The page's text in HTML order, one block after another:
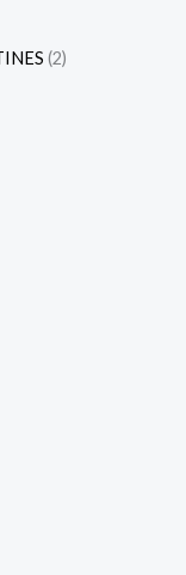
(2)